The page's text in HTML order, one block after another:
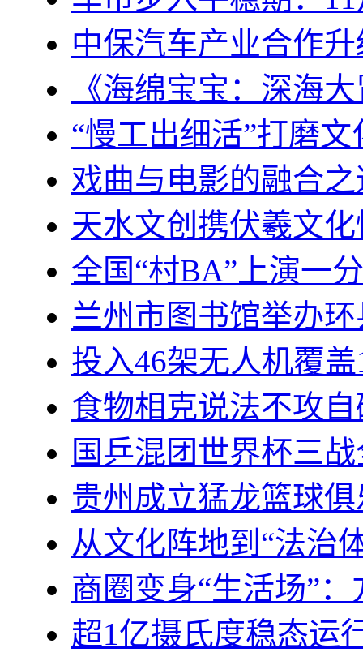
中保汽车产业合作
《海绵宝宝：深海
“慢工出细活”打磨
戏曲与电影的融合
天水文创携伏羲文
全国“村BA”上演一
兰州市图书馆举办
投入46架无人机覆
食物相克说法不攻
国乒混团世界杯三
贵州成立猛龙篮球
从文化阵地到“法治
商圈变身“生活场”
超1亿摄氏度稳态运